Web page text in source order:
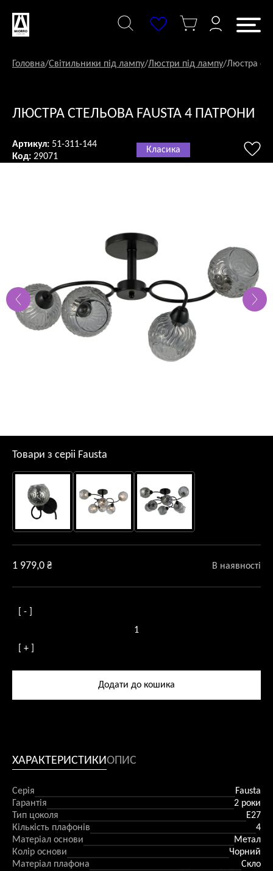
змісту
Головна/Світильники під лампу/Люстри під лампу/Люстра
ЛЮСТРА СТЕЛЬОВА FAUSTA 4 ПАТРОНИ
Артикул: 51-311-144
Код: 29071
Класика
Товари з серii Fausta
1 979,0 ₴ В наявності
[ - ]
стельова
Fausta
[ + ]
Додати до кошика
ХАРАКТЕРИСТИКИОПИС
Серія
Fausta
Гарантія
2 роки
Тип цоколя
E27
Кількість плафонів
4
Матеріал основи
Метал
Колір основи
Чорний
Матеріал плафона
Скло